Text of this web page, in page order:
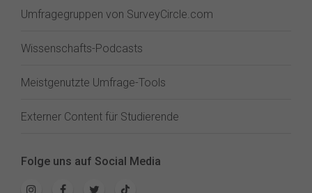
Umfragegruppen von SurveyCircle.com
Wissenschafts-Podcasts
Meistgenutzte Umfrage-Tools
Externer Content für Studierende
Folge uns auf Social Media